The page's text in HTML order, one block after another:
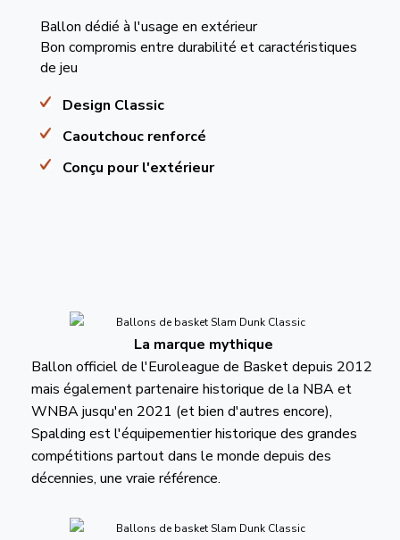
Ballon dédié à l'usage en extérieur
Bon compromis entre durabilité et caractéristiques
de jeu
Design Classic
Caoutchouc renforcé
Conçu pour l'extérieur
La marque mythique
Ballon officiel de l'Euroleague de Basket depuis 2012
mais également partenaire historique de la NBA et
WNBA jusqu'en 2021 (et bien d'autres encore),
Spalding est l'équipementier historique des grandes
compétitions partout dans le monde depuis des
décennies, une vraie référence.